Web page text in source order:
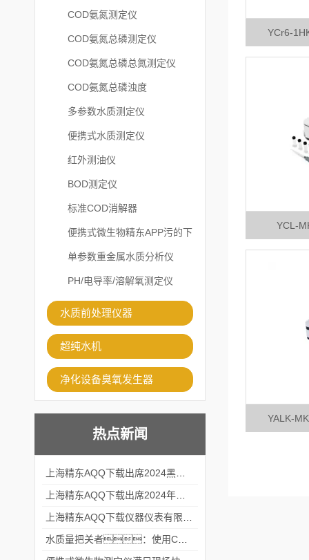
COD氨氮测定仪
COD氨氮总磷测定仪
COD氨氮总磷总氮测定仪
COD氨氮总磷浊度
多参数水质测定仪
便携式水质测定仪
红外测油仪
BOD测定仪
标准COD消解器
便携式微生物精东APP污的下
载安装
单参数重金属水质分析仪
PH/电导率/溶解氧测定仪
水质前处理仪器
超纯水机
净化设备臭氧发生器
热点新闻
YCr6-
YCL-
YALK-